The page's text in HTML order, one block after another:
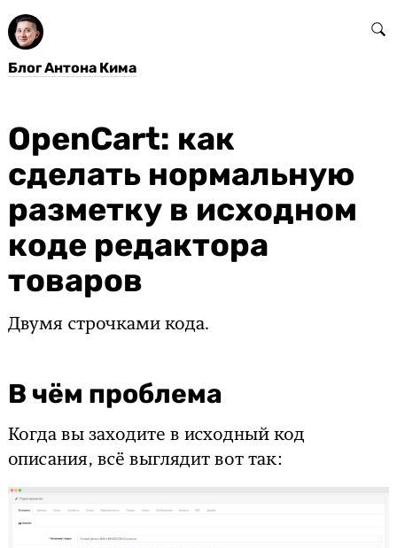
Блог Антона Кима
OpenCart: как
сделать нормальную
разметку в исходном
коде редактора
товаров
Двумя строчками кода.
В чём проблема
Когда вы заходите в исходный код
описания, всё выглядит вот так: